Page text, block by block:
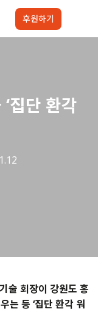
후원하기
집단 환각
술 회장이 강원도 홍
는 등 ‘집단 환각 워